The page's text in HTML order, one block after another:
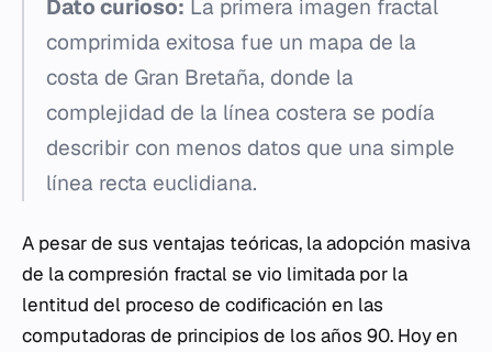
Dato curioso: La primera imagen fractal
comprimida exitosa fue un mapa de la
costa de Gran Bretaña, donde la
complejidad de la línea costera se podía
describir con menos datos que una simple
línea recta euclidiana.
A pesar de sus ventajas teóricas, la adopción masiva
de la compresión fractal se vio limitada por la
lentitud del proceso de codificación en las
computadoras de principios de los años 90. Hoy en